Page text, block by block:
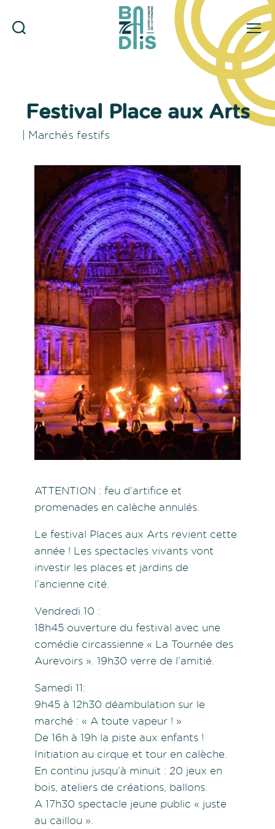
Menu
Festival Place aux Arts
| Marchés festifs
ATTENTION : feu d’artifice et
promenades en calèche annulés.
Le festival Places aux Arts revient cette
année ! Les spectacles vivants vont
investir les places et jardins de
l’ancienne cité.
Vendredi 10 :
18h45 ouverture du festival avec une
comédie circassienne « La Tournée des
Aurevoirs ». 19h30 verre de l’amitié.
Samedi 11:
9h45 à 12h30 déambulation sur le
marché : « A toute vapeur ! »
De 16h à 19h la piste aux enfants !
Initiation au cirque et tour en calèche.
En continu jusqu’à minuit : 20 jeux en
bois, ateliers de créations, ballons.
A 17h30 spectacle jeune public « juste
au caillou ».